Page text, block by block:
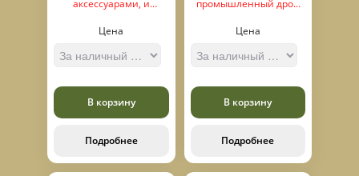
аксессуарами, и
пультом.
Цена
В корзину
Подробнее
промышленный дрон
56 кратный, с
подключения RTK
Цена
В корзину
Подробнее